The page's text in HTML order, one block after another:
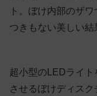
ト。ぼけ内部のザ
つきもない美しい結
超小型のLEDライ
させるぼけディスク